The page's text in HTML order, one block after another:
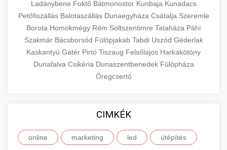
Ladánybene Foktő Bátmonostor Kunbaja Kunadacs
Petőfiszállás Balotaszállás Dunaegyháza Csátalja Szeremle
Borota Homokmégy Rém Soltszentimre Tataháza Páhi
Szakmár Bácsborsód Fülöpjakab Tabdi Uszód Géderlak
Kaskantyú Gátér Pirtó Tiszaug Felsőlajos Harkakötöny
Dunafalva Csikéria Dunaszentbenedek Fülöpháza
Öregcsertő
CIMKÉK
online marketing led útépítés